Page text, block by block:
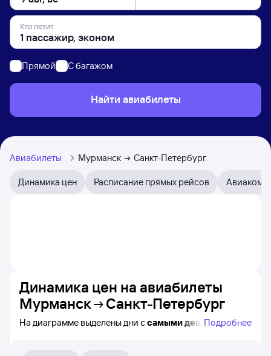
Кто летит
Прямой C багажом
Найти авиабилеты
Авиабилеты Мурманск Санкт-Петербург
Динамика цен Расписание прямых рейсов
Динамика цен на авиабилеты
Мурманск
Санкт-Петербург
На диаграмме выделены дни ссамыми дешёвыми
Подробнее